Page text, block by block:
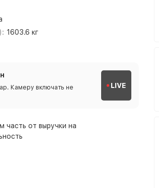
1603.6 кг
Камеру включать не
LIVE
часть от выручки на